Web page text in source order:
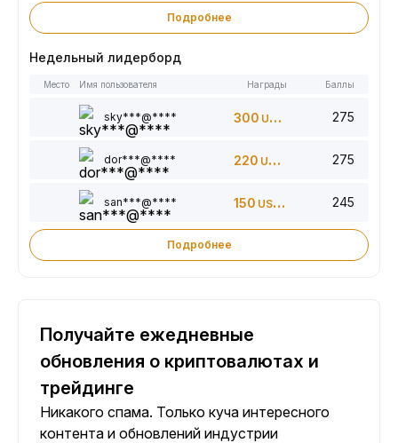
Подробнее
Недельный лидерборд
Место Имя пользователя Награды Баллы
sky***@**** 300 USDT 275
dor***@**** 220 USDT 275
san***@**** 150 USDT 245
Подробнее
Получайте ежедневные
обновления о криптовалютах и
трейдинге
Никакого спама. Только куча интересного
контента и обновлений индустрии